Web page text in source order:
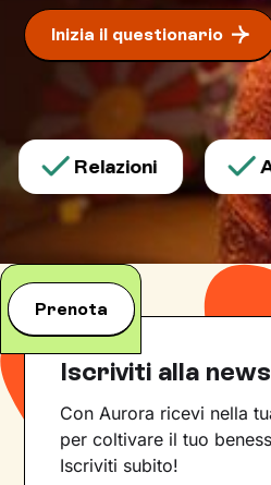
Inizia il questionario
Relazioni
Prenota
Iscriviti alla
Con Aurora ricevi nella
per coltivare il tuo
Iscriviti subito!